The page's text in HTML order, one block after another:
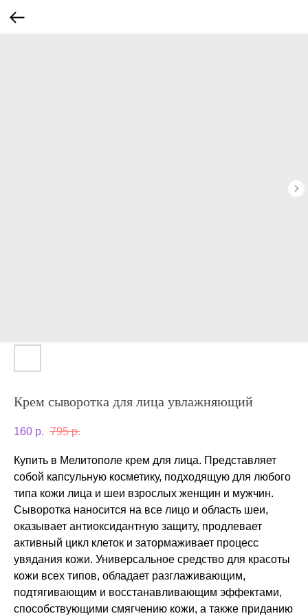
Крем сыворотка для лица увлажняющий
160 р. 795 р.
Купить в Мелитополе крем для лица. Представляет
собой капсульную косметику, подходящую для любого
типа кожи лица и шеи взрослых женщин и мужчин.
Сыворотка наносится на все лицо и область шеи,
оказывает антиоксидантную защиту, продлевает
активный цикл клеток и затормаживает процесс
увядания кожи. Универсальное средство для красоты
кожи всех типов, обладает разглаживающим,
подтягивающим и восстанавливающим эффектами,
способствующими смягчению кожи, а также приданию